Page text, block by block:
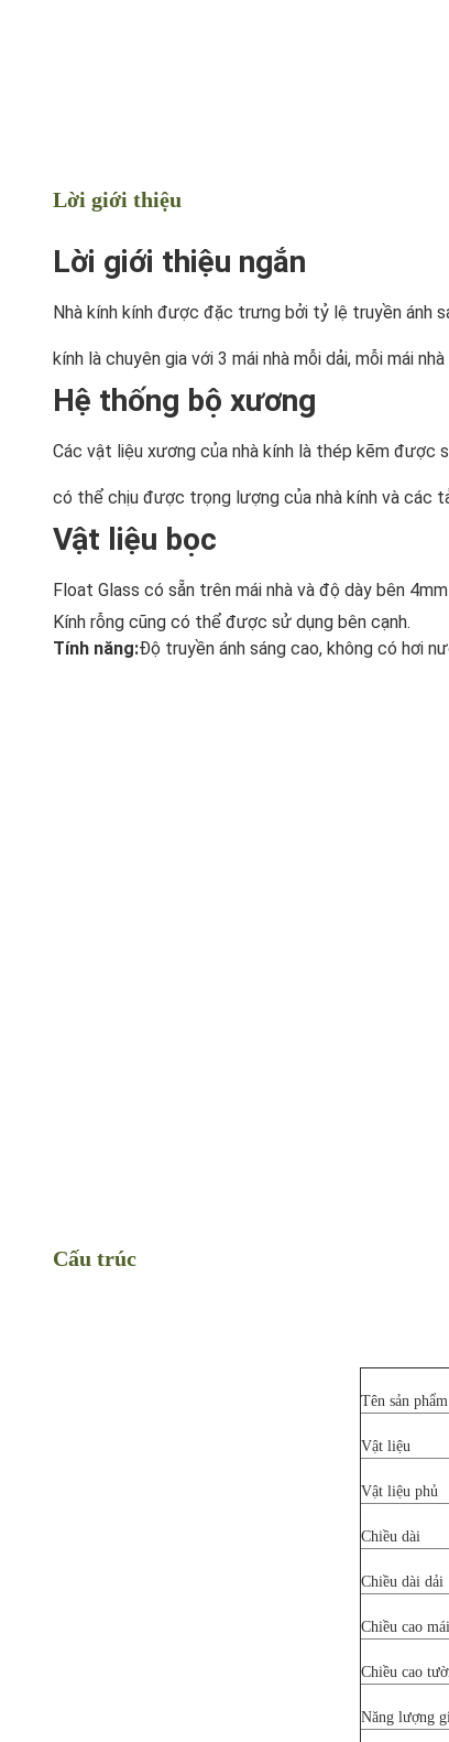
Lời giới thiệu
Lời giới thiệu ngắn
Nhà kính kính được đặc trưng bởi tỷ lệ truyền ánh
kính là chuyên gia với 3 mái nhà mỗi dải, mỗi mái
Hệ thống bộ xương
Các vật liệu xương của nhà kính là thép kẽm được
có thể chịu được trọng lượng của nhà kính và các
Vật liệu bọc
Float Glass có sẵn trên mái nhà và độ dày bên
Kính rỗng cũng có thể được sử dụng bên cạnh.
Tính năng:Độ truyền ánh sáng cao, không có hơi
Cấu trúc
Tên sản phẩm
Vật liệu
Vật liệu phủ
Chiều dài
Chiều dài dải
Chiều cao
Chiều cao
Năng lượng